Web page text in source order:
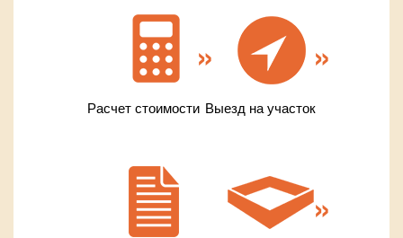
Расчет стоимости Выезд на участок